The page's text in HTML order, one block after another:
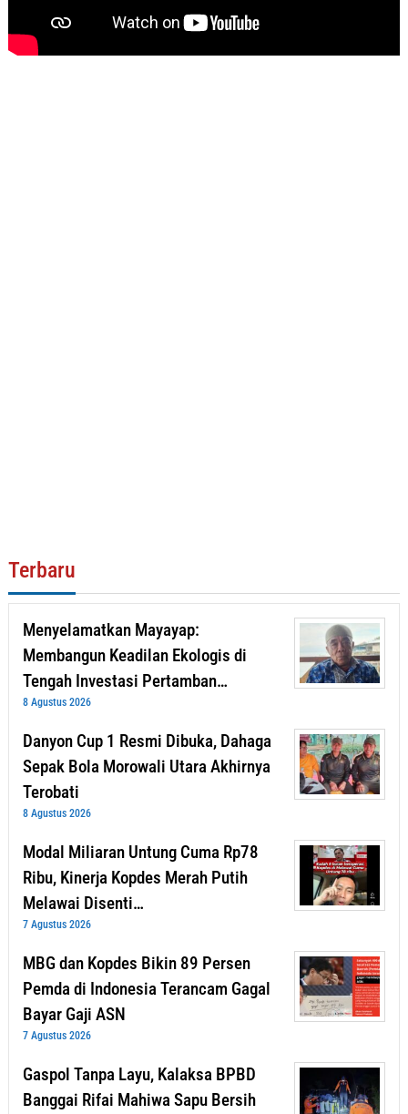
Terbaru
Menyelamatkan Mayayap:
Membangun Keadilan Ekologis di
Tengah Investasi Pertamban…
8 Agustus 2026
Danyon Cup 1 Resmi Dibuka, Dahaga
Sepak Bola Morowali Utara Akhirnya
Terobati
8 Agustus 2026
Modal Miliaran Untung Cuma Rp78
Ribu, Kinerja Kopdes Merah Putih
Melawai Disenti…
7 Agustus 2026
MBG dan Kopdes Bikin 89 Persen
Pemda di Indonesia Terancam Gagal
Bayar Gaji ASN
7 Agustus 2026
Gaspol Tanpa Layu, Kalaksa BPBD
Banggai Rifai Mahiwa Sapu Bersih